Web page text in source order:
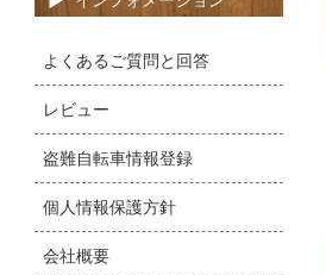
よくあるご質問と回答
レビュー
盗難自転車情報登録
個人情報保護方針
会社概要